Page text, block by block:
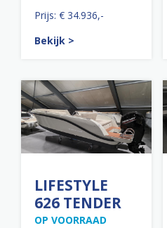
Prijs: € 34.936,-
Bekijk >
LIFESTYLE
626 TENDER
OP VOORRAAD